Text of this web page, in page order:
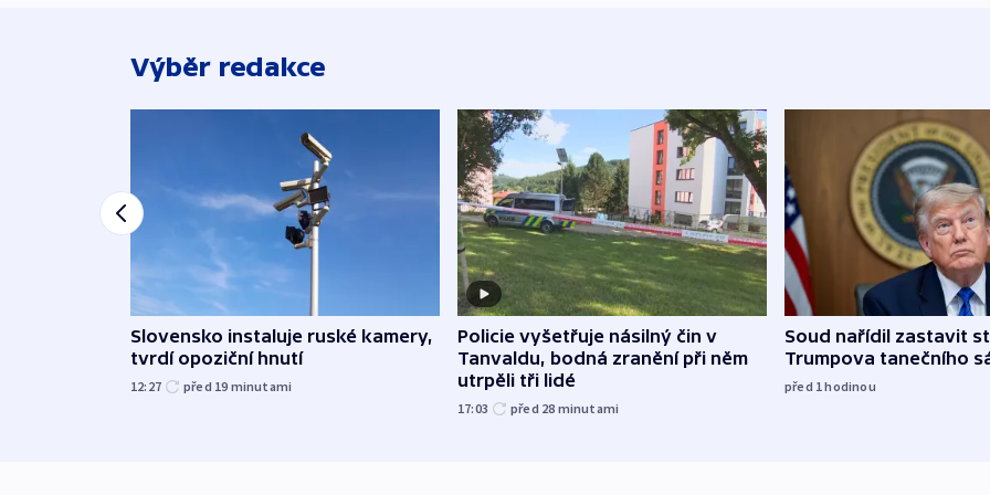
Výběr redakce
Slovensko instaluje ruské kamery,
tvrdí opoziční hnutí
12:27 před 19 minutami
Policie vyšetřuje násilný čin v
Tanvaldu, bodná zranění při něm
utrpěli tři lidé
17:03 před 28 minutami
Soud nařídil zastavit
Trumpova tanečního
před 1hodinou